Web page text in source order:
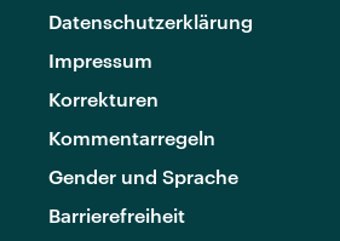
Datenschutzerklärung
Impressum
Korrekturen
Kommentarregeln
Gender und Sprache
Barrierefreiheit